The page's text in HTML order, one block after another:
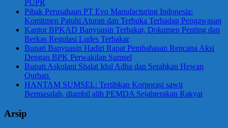
PUPR
Pihak Perusahaan PT Evo Manufacturing Indonesia:
Komitmen Patuhi Aturan dan Terbuka Terhadap Pengawasan
Kantor BPKAD Banyuasin Terbakar, Dokumen Penting dan
Berkas Regulasi Ludes Terbakar
Bupati Banyuasin Hadiri Rapat Pembahasan Rencana Aksi
Dengan BPK Perwakilan Sumsel
Bupati Askolani Shalat Idul Adha dan Serahkan Hewan
Qurban
HANTAM SUMSEL: Tertibkan Korporasi sawit
Bermasalah, diambil alih PEMDA Sejahterakan Rakyat
Arsip